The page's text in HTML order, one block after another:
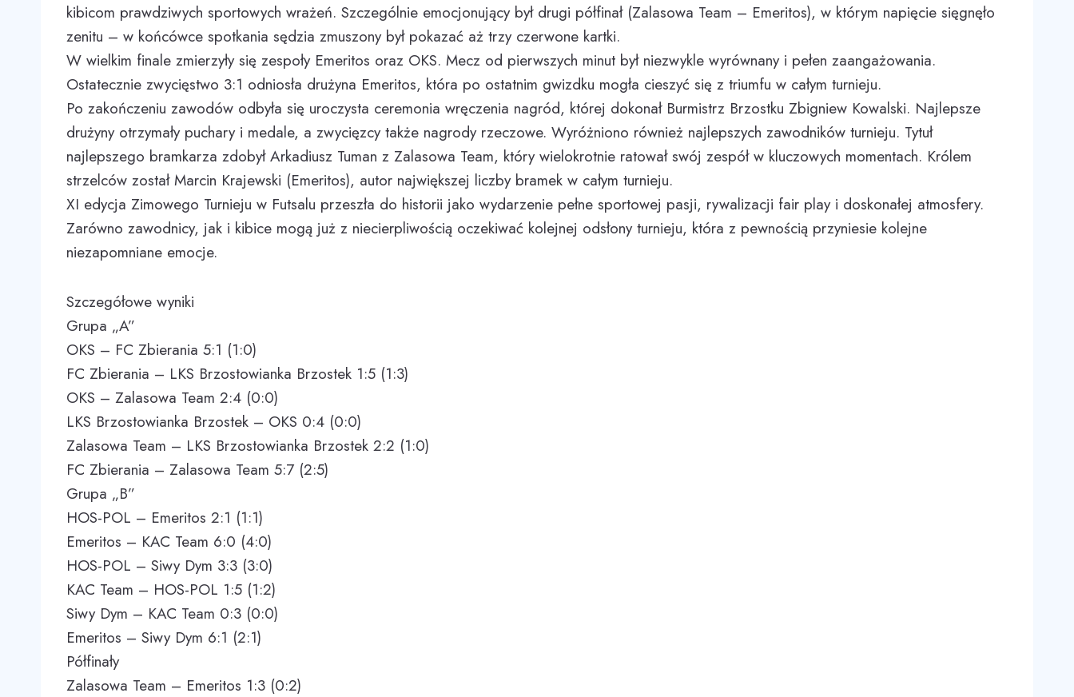
kibicom prawdziwych sportowych wrażeń. Szczególnie emocjonujący był drugi półfinał (Zalasowa Team – Emeritos), w którym napięcie sięgnęło
zenitu – w końcówce spotkania sędzia zmuszony był pokazać aż trzy czerwone kartki.
W wielkim finale zmierzyły się zespoły Emeritos oraz OKS. Mecz od pierwszych minut był niezwykle wyrównany i pełen zaangażowania.
Ostatecznie zwycięstwo 3:1 odniosła drużyna Emeritos, która po ostatnim gwizdku mogła cieszyć się z triumfu w całym turnieju.
Po zakończeniu zawodów odbyła się uroczysta ceremonia wręczenia nagród, której dokonał Burmistrz Brzostku Zbigniew Kowalski. Najlepsze
drużyny otrzymały puchary i medale, a zwycięzcy także nagrody rzeczowe. Wyróżniono również najlepszych zawodników turnieju. Tytuł
najlepszego bramkarza zdobył Arkadiusz Tuman z Zalasowa Team, który wielokrotnie ratował swój zespół w kluczowych momentach. Królem
strzelców został Marcin Krajewski (Emeritos), autor największej liczby bramek w całym turnieju.
XI edycja Zimowego Turnieju w Futsalu przeszła do historii jako wydarzenie pełne sportowej pasji, rywalizacji fair play i doskonałej atmosfery.
Zarówno zawodnicy, jak i kibice mogą już z niecierpliwością oczekiwać kolejnej odsłony turnieju, która z pewnością przyniesie kolejne
niezapomniane emocje.
Szczegółowe wyniki
Grupa „A”
OKS – FC Zbierania 5:1 (1:0)
FC Zbierania – LKS Brzostowianka Brzostek 1:5 (1:3)
OKS – Zalasowa Team 2:4 (0:0)
LKS Brzostowianka Brzostek – OKS 0:4 (0:0)
Zalasowa Team – LKS Brzostowianka Brzostek 2:2 (1:0)
FC Zbierania – Zalasowa Team 5:7 (2:5)
Grupa „B”
HOS-POL – Emeritos 2:1 (1:1)
Emeritos – KAC Team 6:0 (4:0)
HOS-POL – Siwy Dym 3:3 (3:0)
KAC Team – HOS-POL 1:5 (1:2)
Siwy Dym – KAC Team 0:3 (0:0)
Emeritos – Siwy Dym 6:1 (2:1)
Półfinały
Zalasowa Team – Emeritos 1:3 (0:2)